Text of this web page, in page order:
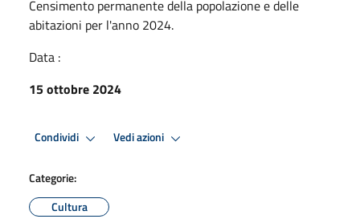
Censimento permanente della popolazione e delle
abitazioni per l'anno 2024.
Data :
15 ottobre 2024
Condividi Vedi azioni
Categorie:
Cultura